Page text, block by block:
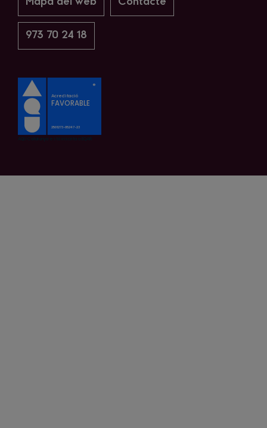
Mapa del web Contacte
973 70 24 18